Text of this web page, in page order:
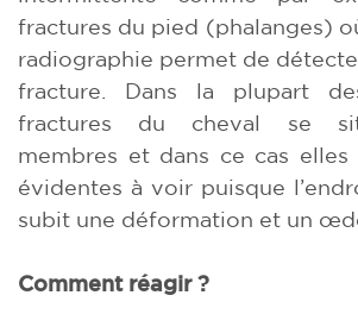
fractures du pied (phalanges)
radiographie permet de
fracture. Dans la plupart
fractures du cheval se
membres et dans ce cas elles
évidentes à voir puisque
subit une déformation et un
Comment réagir ?